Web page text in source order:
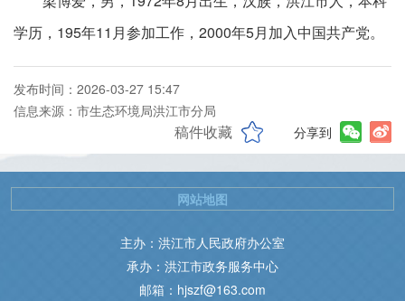
学历，195年11月参加工作，2000年5月加入中国共产党。
发布时间：2026-03-27 15:47
信息来源：市生态环境局洪江市分局
稿件收藏 分享到
主办：洪江市人民政府办公室
承办：洪江市政务服务中心
邮箱：hjszf@163.com
网站地图